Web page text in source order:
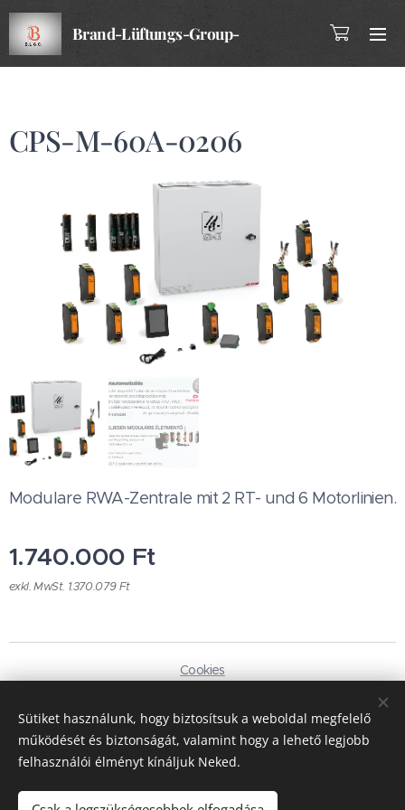
Brand-Lüftungs-Group-
CPS-M-60A-0206
Modulare RWA-Zentrale mit 2 RT- und 6 Motorlinien.
1.740.000 Ft
exkl. MwSt. 1.370.079 Ft
Cookies
Magyar
Deutsch
Währung
HUF Ft
EUR €
Sütiket használunk, hogy biztosítsuk a weboldal megfelelő
működését és biztonságát, valamint hogy a lehető legjobb
felhasználói élményt kínáljuk Neked.